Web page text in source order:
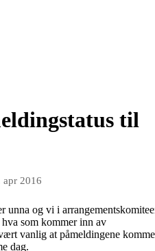
til
apr 2016
unna og vi i
som kommer inn av
vanlig at påmeldingene
dag.